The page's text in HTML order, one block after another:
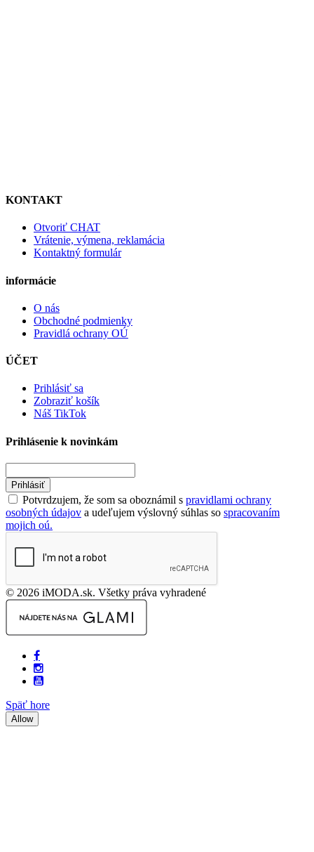
KONTAKT
Otvoriť CHAT
Vrátenie, výmena, reklamácia
Kontaktný formulár
informácie
O nás
Obchodné podmienky
Pravidlá ochrany OÚ
ÚČET
Prihlásiť sa
Zobraziť košík
Náš TikTok
Prihlásenie k novinkám
Prihlásiť
Potvrdzujem, že som sa oboznámil s pravidlami ochrany
osobných údajov a udeľujem výslovný súhlas so spracovaním
mojich oú.
© 2026 iMODA.sk. Všetky práva vyhradené
Späť hore
Allow